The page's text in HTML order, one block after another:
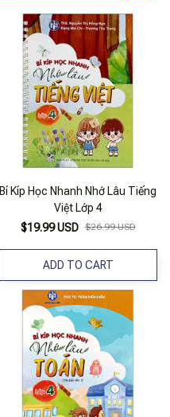
Bí Kíp Học Nhanh Nhớ Lâu Tiếng
Việt Lớp 4
$19.99 USD $26.99 USD
ADD TO CART